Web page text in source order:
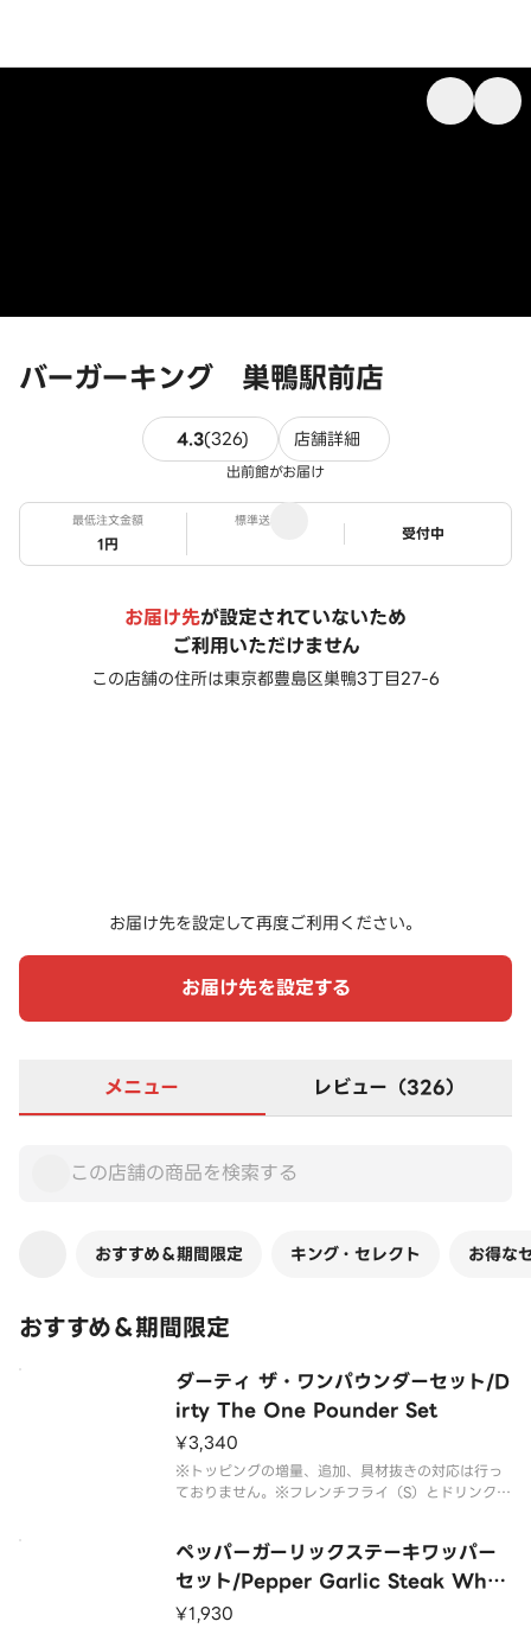
バーガーキング 巣鴨駅前店
4.3(326)326件のレビュー
店舗詳細
出前館がお届け
最低注文金額
1円
標準送料
ステータス
受付中
お届け先が設定されていないため
ご利用いただけません
この店舗の住所は東京都豊島区巣鴨3丁目27-6
お届け先を設定して再度ご利用ください。
お届け先を設定する
メニュー レビュー（326）
おすすめ＆期間限定 キング・セレクト お得な
おすすめ＆期間限定
ダーティ ザ・ワンパウンダーセット/D
irty The One Pounder Set
¥3,340
※トッピングの増量、追加、具材抜きの対応は行っ
ておりません。※フレンチフライ（S）とドリンク
を防ぐため、フィルムには空気穴がございます。※
写真はイメージです。※総重量に
ペッパーガーリックステーキワッパー
セット/Pepper Garlic Steak Who
pper Set
¥1,930